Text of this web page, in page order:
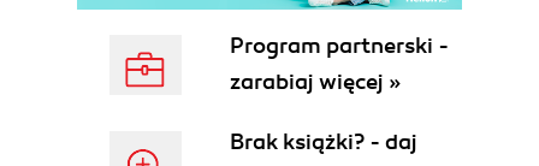
Kontrolowanie poczynań administratorów (86)
Kontrolowanie dostępu do internetu (87)
Wykrywanie nieznanych urządzeń (88)
Analiza efektywności konfiguracji zapory sieciowej
Analiza przepływu informacji (89)
Program partnerski -
zarabiaj więcej »
Brak książki? - daj